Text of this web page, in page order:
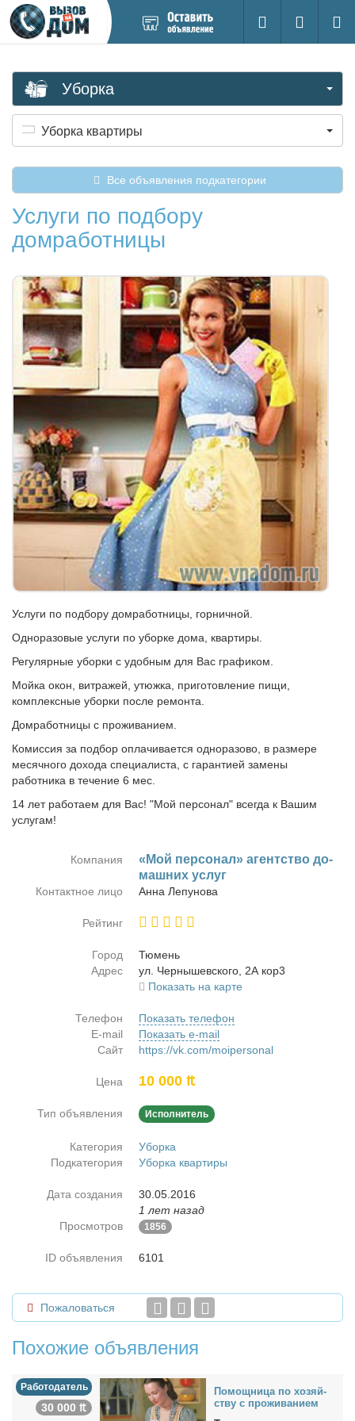
новое
Поиск
Вход на
Уборка
Уборка квартиры
Все объявления подкатегории
Услуги по подбору
домработницы
Услуги по подбору домработницы, горничной.
Одноразовые услуги по уборке дома, квартиры.
Регулярные уборки с удобным для Вас графиком.
Мойка окон, витражей, утюжка, приготовление пищи,
комплексные уборки после ремонта.
Домработницы с проживанием.
Комиссия за подбор оплачивается одноразово, в размере
месячного дохода специалиста, с гарантией замены
работника в течение 6 мес.
14 лет работаем для Вас! "Мой персонал" всегда к Вашим
услугам!
Компания
«Мой пер­со­нал» агент­ство до­
маш­них услуг
Контактное лицо Ан­на Ле­пу­но­ва
Рейтинг
Город
Тю­мень
Адрес
ул. Чер­ны­шев­ско­го, 2А кор3
Показать на карте
Телефон
Показать телефон
E-mail
Показать e-mail
Сайт
https://vk.com/moipersonal
Цена 10 000 ₶
Тип объявления Исполнитель
Категория
Уборка
Подкатегория
Уборка квартиры
Дата создания
30.05.2016
1 лет назад
Просмотров
1856
ID объявления 6101
Пожаловаться
Похожие объявления
Работодатель
30 000 ₶
По­мощ­ни­ца по хо­зяй­
ству с про­жи­ва­ни­ем